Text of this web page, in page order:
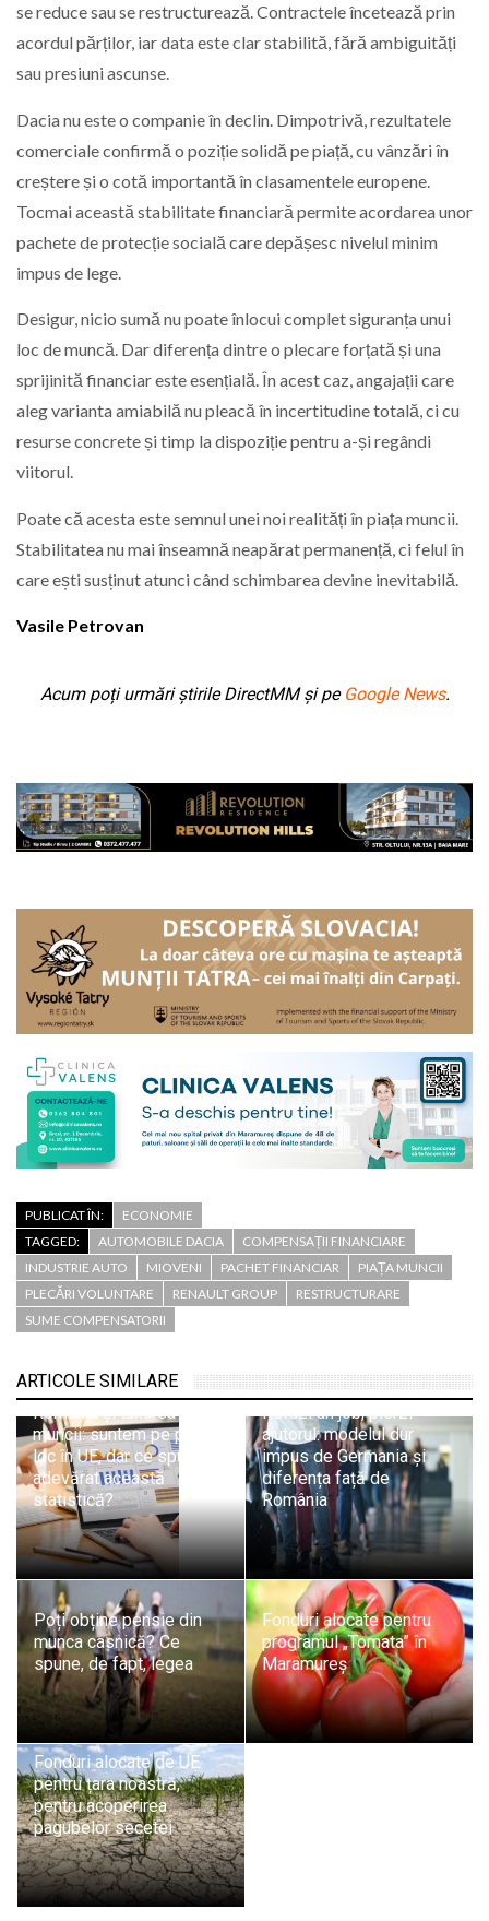
se reduce sau se restructurează. Contractele încetează prin
acordul părților, iar data este clar stabilită, fără ambiguități
sau presiuni ascunse.
Dacia nu este o companie în declin. Dimpotrivă, rezultatele
comerciale confirmă o poziție solidă pe piață, cu vânzări în
creștere și o cotă importantă în clasamentele europene.
Tocmai această stabilitate financiară permite acordarea unor
pachete de protecție socială care depășesc nivelul minim
impus de lege.
Desigur, nicio sumă nu poate înlocui complet siguranța unui
loc de muncă. Dar diferența dintre o plecare forțată și una
sprijinită financiar este esențială. În acest caz, angajații care
aleg varianta amiabilă nu pleacă în incertitudine totală, ci cu
resurse concrete și timp la dispoziție pentru a-și regândi
viitorul.
Poate că acesta este semnul unei noi realități în piața muncii.
Stabilitatea nu mai înseamnă neapărat permanență, ci felul în
care ești susținut atunci când schimbarea devine inevitabilă.
Vasile Petrovan
Acum poți urmări știrile DirectMM și pe Google News.
PUBLICAT ÎN:
ECONOMIE
TAGGED:
AUTOMOBILE DACIA
COMPENSAȚII FINANCIARE
INDUSTRIE AUTO
MIOVENI PACHET FINANCIAR
PIAȚA MUNCII
PLECĂRI VOLUNTARE
RENAULT GROUP
RESTRUCTURARE
SUME COMPENSATORII
ARTICOLE SIMILARE
România și taxarea
muncii: suntem pe primul
loc în UE, dar ce spune cu
adevărat această
statistică?
Refuzi un job, pierzi
ajutorul: modelul dur
impus de Germania și
diferența față de
România
Poți obține pensie din
munca casnică? Ce
spune, de fapt, legea
Fonduri alocate pentru
programul „Tomata” în
Maramureș
Fonduri alocate de UE
pentru țara noastră,
pentru acoperirea
pagubelor secetei